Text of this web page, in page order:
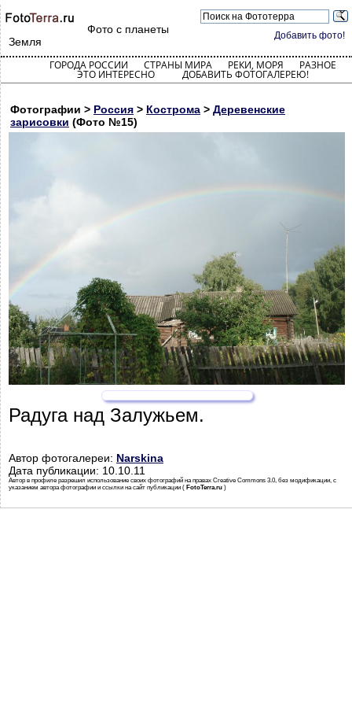
Добавить фото!
Фото с планеты
Земля
ГОРОДА РОССИИ СТРАНЫ МИРА РЕКИ, МОРЯ РАЗНОЕ
ЭТО ИНТЕРЕСНО ДОБАВИТЬ ФОТОГАЛЕРЕЮ!
Фотографии > Россия > Кострома > Деревенские
зарисовки (Фото №15)
Радуга над Залужьем.
Автор фотогалереи: Narskina
Дата публикации: 10.10.11
Автор в профиле разрешил использование своих фотографий на правах Creative Commons 3.0, без модификации, с
указанием автора фотографии и ссылки на сайт публикации ( FotoTerra.ru )